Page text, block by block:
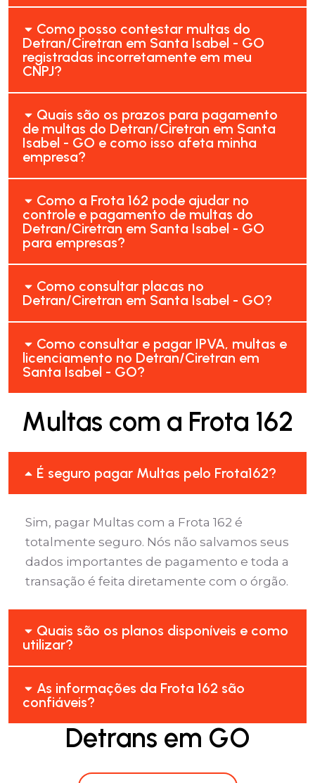
Como posso contestar multas do
Detran/Ciretran em Santa Isabel - GO
registradas incorretamente em meu
CNPJ?
Quais são os prazos para pagamento
de multas do Detran/Ciretran em Santa
Isabel - GO e como isso afeta minha
empresa?
Como a Frota 162 pode ajudar no
controle e pagamento de multas do
Detran/Ciretran em Santa Isabel - GO
para empresas?
Como consultar placas no
Detran/Ciretran em Santa Isabel - GO?
Como consultar e pagar IPVA, multas e
licenciamento no Detran/Ciretran em
Santa Isabel - GO?
Multas com a Frota 162
É seguro pagar Multas pelo Frota162?
Sim, pagar Multas com a Frota 162 é
totalmente seguro. Nós não salvamos seus
dados importantes de pagamento e toda a
transação é feita diretamente com o órgão.
Quais são os planos disponíveis e como
utilizar?
As informações da Frota 162 são
confiáveis?
Detrans em GO